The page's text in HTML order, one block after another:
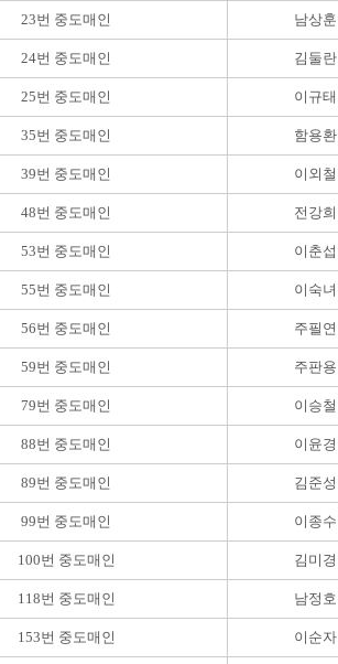
23번 중도매인 남상훈
24번 중도매인 김둘란
25번 중도매인 이규태
35번 중도매인 함용환
39번 중도매인 이외철
48번 중도매인 전강희
53번 중도매인 이춘섭
55번 중도매인 이숙녀
56번 중도매인 주필연
59번 중도매인 주판용
79번 중도매인 이승철
88번 중도매인 이윤경
89번 중도매인 김준성
99번 중도매인 이종수
100번 중도매인 김미경
118번 중도매인 남정호
153번 중도매인 이순자